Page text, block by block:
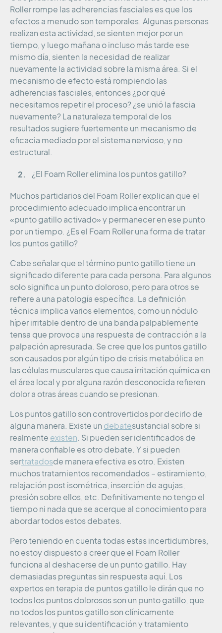
Roller rompe las adherencias fasciales es que los
efectos a menudo son temporales. Algunas personas
realizan esta actividad, se sienten mejor por un
tiempo, y luego mañana o incluso más tarde ese
mismo día, sienten la necesidad de realizar
nuevamente la actividad sobre la misma área. Si el
mecanismo de efecto está rompiendo las
adherencias fasciales, entonces ¿por qué
necesitamos repetir el proceso? ¿se unió la fascia
nuevamente? La naturaleza temporal de los
resultados sugiere fuertemente un mecanismo de
eficacia mediado por el sistema nervioso, y no
estructural.
¿El Foam Roller elimina los puntos gatillo?
Muchos partidarios del Foam Roller explican que el
procedimiento adecuado implica encontrar un
«punto gatillo activado» y permanecer en ese punto
por un tiempo. ¿Es el Foam Roller una forma de tratar
los puntos gatillo?
Cabe señalar que el término punto gatillo tiene un
significado diferente para cada persona. Para algunos
solo significa un punto doloroso, pero para otros se
refiere a una patología específica. La definición
técnica implica varios elementos, como un nódulo
híper irritable dentro de una banda palpablemente
tensa que provoca una respuesta de contracción a la
palpación apresurada. Se cree que los puntos gatillo
son causados por algún tipo de crisis metabólica en
las células musculares que causa irritación química en
el área local y por alguna razón desconocida refieren
dolor a otras áreas cuando se presionan.
Los puntos gatillo son controvertidos por decirlo de
alguna manera. Existe un debatesustancial sobre si
realmente existen. Si pueden ser identificados de
manera confiable es otro debate. Y si pueden
sertratadosde manera efectiva es otro. Existen
muchos tratamientos recomendados – estiramiento,
relajación post isométrica, inserción de agujas,
presión sobre ellos, etc. Definitivamente no tengo el
tiempo ni nada que se acerque al conocimiento para
abordar todos estos debates.
Pero teniendo en cuenta todas estas incertidumbres,
no estoy dispuesto a creer que el Foam Roller
funciona al deshacerse de un punto gatillo. Hay
demasiadas preguntas sin respuesta aquí. Los
expertos en terapia de puntos gatillo le dirán que no
todos los puntos dolorosos son un punto gatillo, que
no todos los puntos gatillo son clínicamente
relevantes, y que su identificación y tratamiento